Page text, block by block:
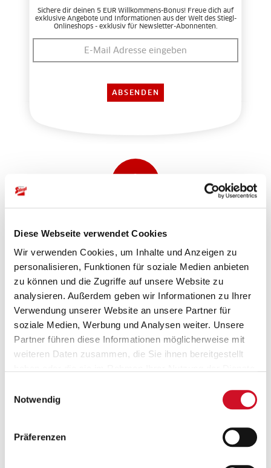
Diese Webseite verwendet Cookies
Wir verwenden Cookies, um Inhalte und Anzeigen zu
personalisieren, Funktionen für soziale Medien anbieten
zu können und die Zugriffe auf unsere Website zu
analysieren. Außerdem geben wir Informationen zu Ihrer
Verwendung unserer Website an unsere Partner für
soziale Medien, Werbung und Analysen weiter. Unsere
Partner führen diese Informationen möglicherweise mit
weiteren Daten zusammen, die Sie ihnen bereitgestellt
Notwendig
Präferenzen
Sichere dir deinen 5 EUR Willkommens-Bonus! Freue dich auf
exklusive Angebote und Informationen aus der Welt des Stiegl-
Onlineshops - exklusiv für Newsletter-Abonnenten.
Bestellung innerhalb Österreichs gratis versendet.